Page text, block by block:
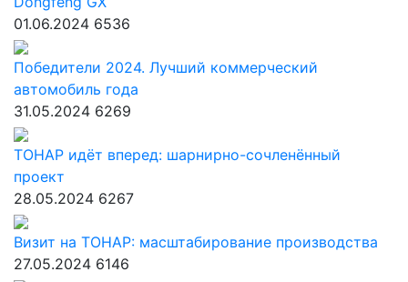
01.06.2024 6536
Победители 2024. Лучший коммерческий
автомобиль года
31.05.2024 6269
ТОНАР идёт вперед: шарнирно-сочленённый
проект
28.05.2024 6267
Визит на ТОНАР: масштабирование производства
27.05.2024 6146